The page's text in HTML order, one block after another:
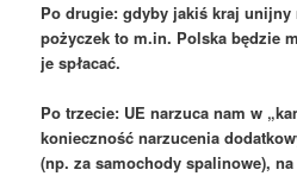
Po drugie: gdyby jakiś kraj unijny
pożyczek to m.in. Polska będzie
je spłacać.
Po trzecie: UE narzuca nam w
konieczność narzucenia
(np. za samochody spalinowe),